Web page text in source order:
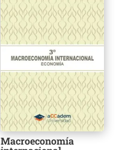
Macroeconomía